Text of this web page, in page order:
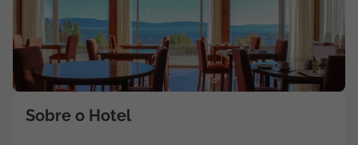
Contactos
Apoio ao cliente em Portugal
218 925 471
Sobre o Hotel